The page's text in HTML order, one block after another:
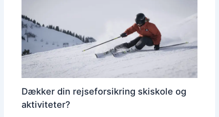
Dækker din rejseforsikring skiskole og
aktiviteter?